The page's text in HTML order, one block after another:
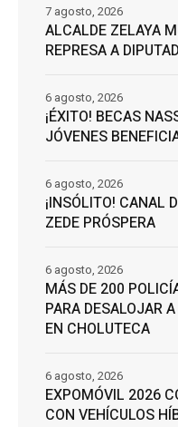
ALCALDE ZELAYA
REPRESA A
7 agosto, 2026
¡ÉXITO! BECAS
JÓVENES
6 agosto, 2026
¡INSÓLITO! CANAL
ZEDE PRÓSPERA
6 agosto, 2026
MÁS DE 200
PARA DESALOJAR
EN CHOLUTECA
6 agosto, 2026
EXPOMÓVIL 2026
CON VEHÍCULOS
6 agosto, 2026